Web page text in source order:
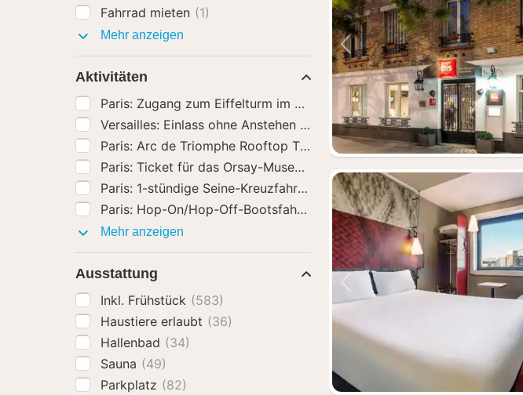
Vorheriges Bild
Vorheriges Bild
Fahrrad mieten (1)
Mehr anzeigen
Aktivitäten
Paris: Zugang zum Eiffelturm im 2. Stock oder zum Gipfel(497)
Paris: Arc de Triomphe Rooftop Tickets
(518)
Paris: 1-stündige Seine-Kreuzfahrt mit Abfahrt vom Eiffelturm
Paris: Hop-On/Hop-Off-Bootsfahrt Pass mit 9 Haltestellen(477)
Mehr anzeigen
Ausstattung
Inkl. Frühstück (583)
Haustiere erlaubt (36)
Hallenbad (34)
Sauna (49)
Parkplatz (82)